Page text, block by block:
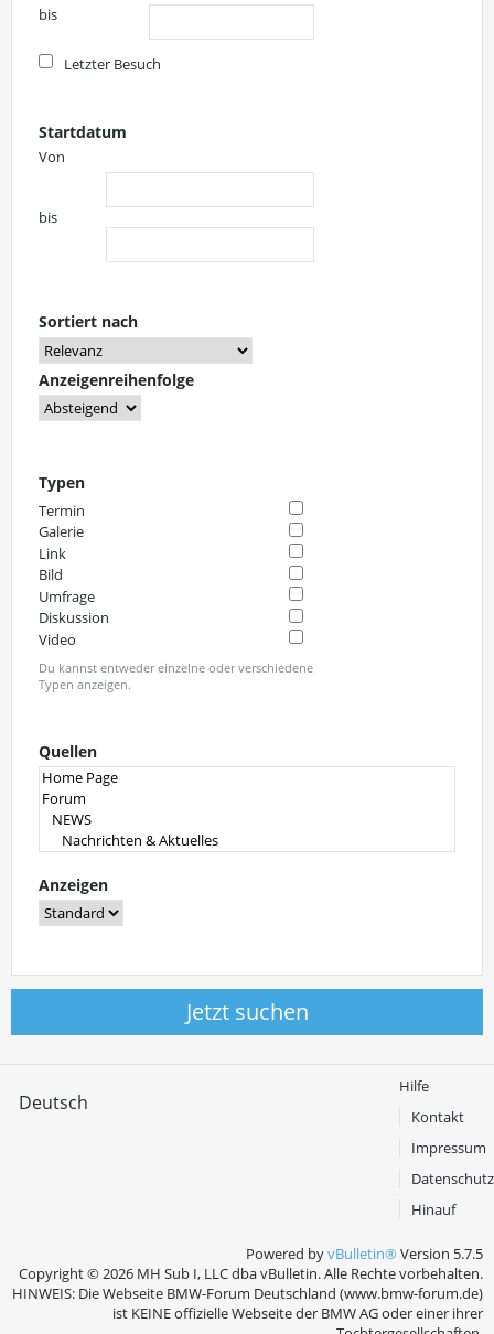
bis
Letzter Besuch
Startdatum
Von
bis
Sortiert nach
Anzeigenreihenfolge
Typen
Termin
Galerie
Link
Bild
Umfrage
Diskussion
Video
Du kannst entweder einzelne oder verschiedene
Typen anzeigen.
Quellen
Anzeigen
Jetzt suchen
Deutsch
Hilfe
Kontakt
Impressum
Datenschutz
Hinauf
Powered byvBulletin®Version 5.7.5
Copyright © 2026 MH Sub I, LLC dba vBulletin. Alle Rechte vorbehalten.
HINWEIS: Die Webseite BMW-Forum Deutschland (www.bmw-forum.de)
ist KEINE offizielle Webseite der BMW AG oder einer ihrer